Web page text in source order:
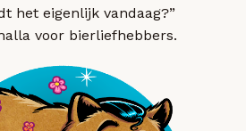
het eigenlijk vandaag?”
voor bierliefhebbers.